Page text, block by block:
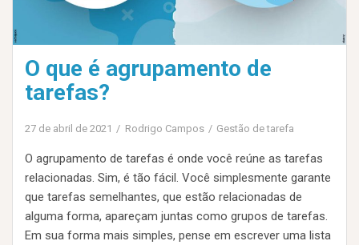
O que é agrupamento de
tarefas?
27 de abril de 2021 Rodrigo Campos Gestão de tarefa
O agrupamento de tarefas é onde você reúne as tarefas
relacionadas. Sim, é tão fácil. Você simplesmente garante
que tarefas semelhantes, que estão relacionadas de
alguma forma, apareçam juntas como grupos de tarefas.
Em sua forma mais simples, pense em escrever uma lista